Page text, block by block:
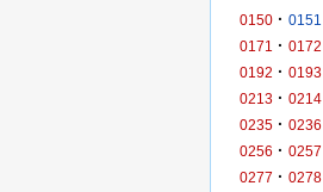
0150 · 0151
0171
· 0172
0192 · 0193
0213 · 0214
0235 · 0236
0256 · 0257
0277 · 0278